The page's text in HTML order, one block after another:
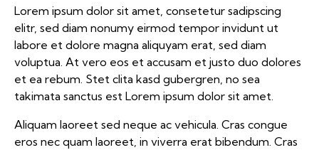
Lorem ipsum dolor sit amet, consetetur sadipscing
elitr, sed diam nonumy eirmod tempor invidunt ut
labore et dolore magna aliquyam erat, sed diam
voluptua. At vero eos et accusam et justo duo dolores
et ea rebum. Stet clita kasd gubergren, no sea
takimata sanctus est Lorem ipsum dolor sit amet.
Aliquam laoreet sed neque ac vehicula. Cras congue
eros nec quam laoreet, in viverra erat bibendum. Cras